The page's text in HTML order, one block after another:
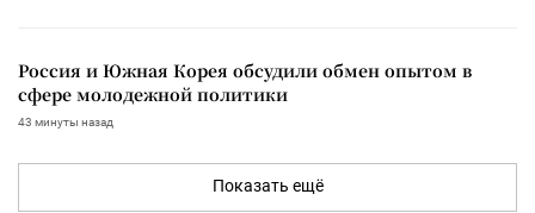
Россия и Южная Корея обсудили обмен опытом в
сфере молодежной политики
43 минуты назад
Показать ещё